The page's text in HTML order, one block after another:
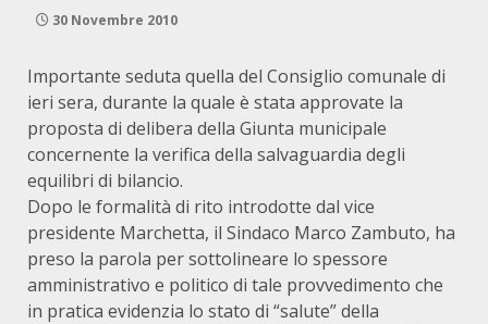
30 Novembre 2010
Importante seduta quella del Consiglio comunale di
ieri sera, durante la quale è stata approvate la
proposta di delibera della Giunta municipale
concernente la verifica della salvaguardia degli
equilibri di bilancio.
Dopo le formalità di rito introdotte dal vice
presidente Marchetta, il Sindaco Marco Zambuto, ha
preso la parola per sottolineare lo spessore
amministrativo e politico di tale provvedimento che
in pratica evidenzia lo stato di “salute” della